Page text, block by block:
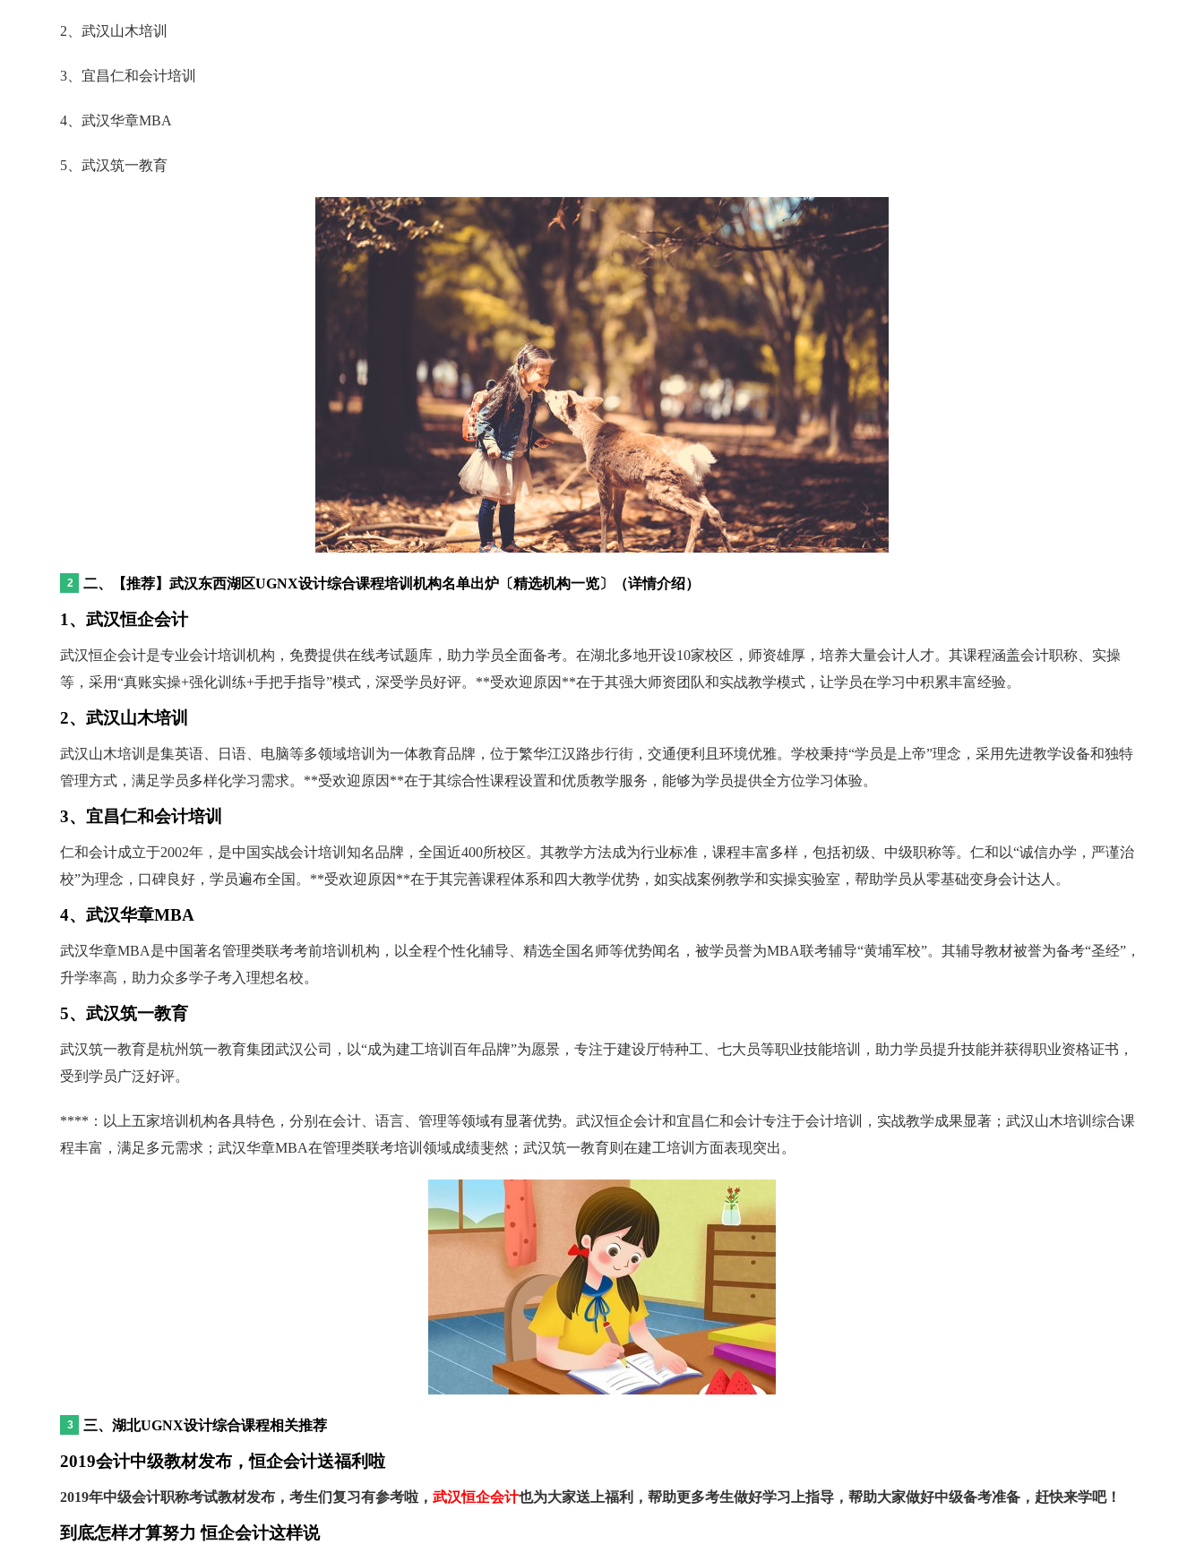
2、武汉山木培训
3、宜昌仁和会计培训
4、武汉华章MBA
5、武汉筑一教育
二、【推荐】武汉东西湖区UGNX设计综合课程培训机构名单出炉〔精选机构一览〕（详情介绍）
1、武汉恒企会计
武汉恒企会计是专业会计培训机构，免费提供在线考试题库，助力学员全面备考。在湖北多地开设10家校区，师资雄厚，培养大量会计人才。其课程涵盖会计职称、实操
等，采用“真账实操+强化训练+手把手指导”模式，深受学员好评。**受欢迎原因**在于其强大师资团队和实战教学模式，让学员在学习中积累丰富经验。
2、武汉山木培训
武汉山木培训是集英语、日语、电脑等多领域培训为一体教育品牌，位于繁华江汉路步行街，交通便利且环境优雅。学校秉持“学员是上帝”理念，采用先进教学设备和独特
管理方式，满足学员多样化学习需求。**受欢迎原因**在于其综合性课程设置和优质教学服务，能够为学员提供全方位学习体验。
3、宜昌仁和会计培训
仁和会计成立于2002年，是中国实战会计培训知名品牌，全国近400所校区。其教学方法成为行业标准，课程丰富多样，包括初级、中级职称等。仁和以“诚信办学，严谨治
校”为理念，口碑良好，学员遍布全国。**受欢迎原因**在于其完善课程体系和四大教学优势，如实战案例教学和实操实验室，帮助学员从零基础变身会计达人。
4、武汉华章MBA
武汉华章MBA是中国著名管理类联考考前培训机构，以全程个性化辅导、精选全国名师等优势闻名，被学员誉为MBA联考辅导“黄埔军校”。其辅导教材被誉为备考“圣经”，
升学率高，助力众多学子考入理想名校。
5、武汉筑一教育
武汉筑一教育是杭州筑一教育集团武汉公司，以“成为建工培训百年品牌”为愿景，专注于建设厅特种工、七大员等职业技能培训，助力学员提升技能并获得职业资格证书，
受到学员广泛好评。
****：以上五家培训机构各具特色，分别在会计、语言、管理等领域有显著优势。武汉恒企会计和宜昌仁和会计专注于会计培训，实战教学成果显著；武汉山木培训综合课
程丰富，满足多元需求；武汉华章MBA在管理类联考培训领域成绩斐然；武汉筑一教育则在建工培训方面表现突出。
三、湖北UGNX设计综合课程相关推荐
2019会计中级教材发布，恒企会计送福利啦
2019年中级会计职称考试教材发布，考生们复习有参考啦，武汉恒企会计也为大家送上福利，帮助更多考生做好学习上指导，帮助大家做好中级备考准备，赶快来学吧！
到底怎样才算努力 恒企会计这样说